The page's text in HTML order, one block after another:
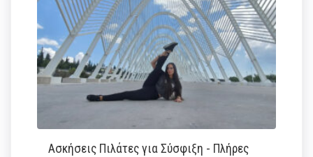
Ασκήσεις Πιλάτες για Σύσφιξη - Πλήρες